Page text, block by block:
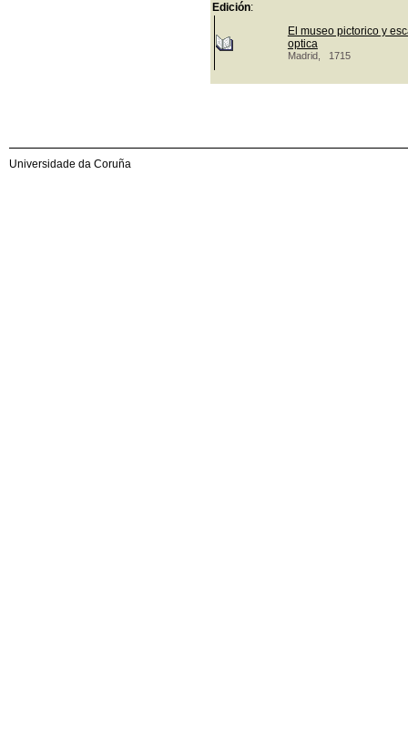
Edición:
El museo pictorico y
optica
Madrid, 1715
Universidade da Coruña